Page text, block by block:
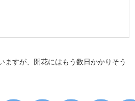
ますが、開花にはもう数日かかりそう